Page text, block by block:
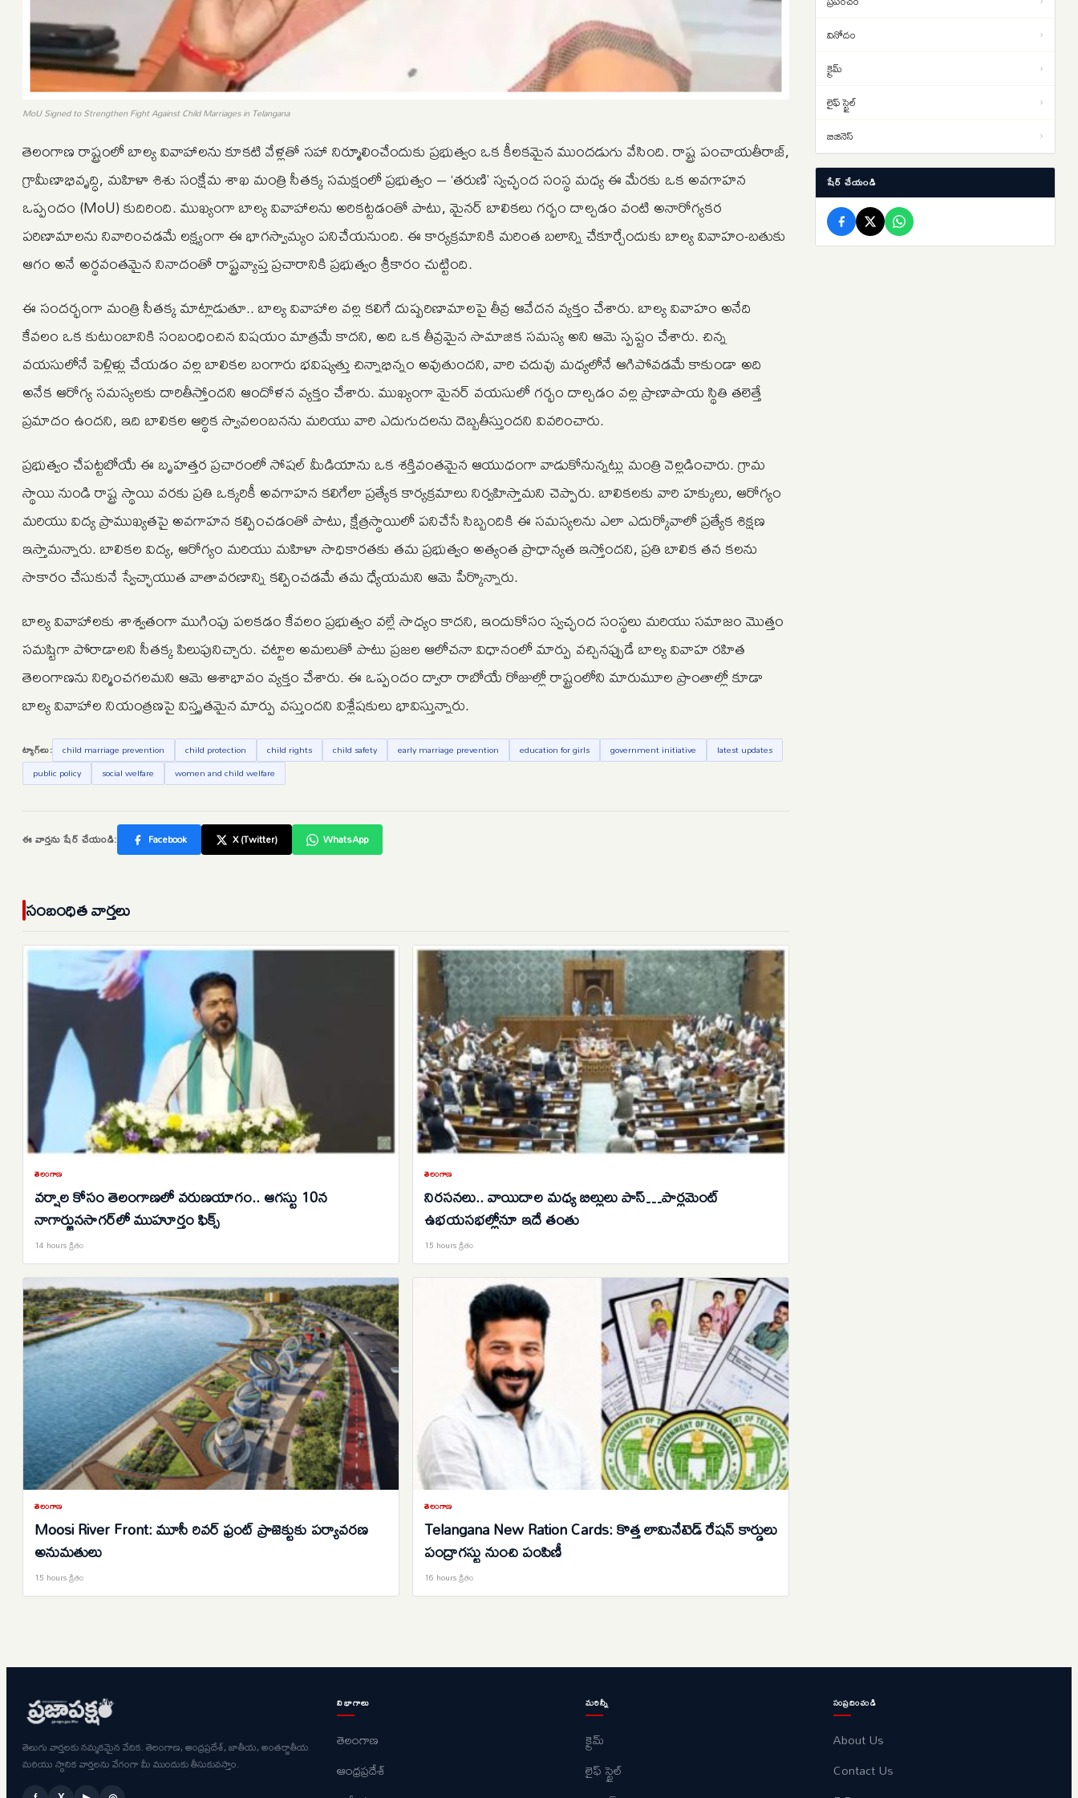
MoU Signed to Strengthen Fight Against Child Marriages in Telangana
తెలంగాణ రాష్ట్రంలో బాల్య వివాహాలను కూకటి వేళ్లతో సహా నిర్మూలించేందుకు ప్రభుత్వం ఒక కీలకమైన ముందడుగు వేసింది. రాష్ట్ర పంచాయతీరాజ్,
గ్రామీణాభివృద్ధి, మహిళా శిశు సంక్షేమ శాఖ మంత్రి సీతక్క సమక్షంలో ప్రభుత్వం – ‘తరుణి’ స్వచ్ఛంద సంస్థ మధ్య ఈ మేరకు ఒక అవగాహన
ఒప్పందం (MoU) కుదిరింది. ముఖ్యంగా బాల్య వివాహాలను అరికట్టడంతో పాటు, మైనర్ బాలికలు గర్భం దాల్చడం వంటి అనారోగ్యకర
పరిణామాలను నివారించడమే లక్ష్యంగా ఈ భాగస్వామ్యం పనిచేయనుంది. ఈ కార్యక్రమానికి మరింత బలాన్ని చేకూర్చేందుకు బాల్య వివాహం-బతుకు
ఆగం అనే అర్థవంతమైన నినాదంతో రాష్ట్రవ్యాప్త ప్రచారానికి ప్రభుత్వం శ్రీకారం చుట్టింది.
ఈ సందర్భంగా మంత్రి సీతక్క మాట్లాడుతూ.. బాల్య వివాహాల వల్ల కలిగే దుష్పరిణామాలపై తీవ్ర ఆవేదన వ్యక్తం చేశారు. బాల్య వివాహం అనేది
కేవలం ఒక కుటుంబానికి సంబంధించిన విషయం మాత్రమే కాదని, అది ఒక తీవ్రమైన సామాజిక సమస్య అని ఆమె స్పష్టం చేశారు. చిన్న
వయసులోనే పెళ్లిళ్లు చేయడం వల్ల బాలికల బంగారు భవిష్యత్తు చిన్నాభిన్నం అవుతుందని, వారి చదువు మధ్యలోనే ఆగిపోవడమే కాకుండా అది
అనేక ఆరోగ్య సమస్యలకు దారితీస్తోందని ఆందోళన వ్యక్తం చేశారు. ముఖ్యంగా మైనర్ వయసులో గర్భం దాల్చడం వల్ల ప్రాణాపాయ స్థితి తలెత్తే
ప్రమాదం ఉందని, ఇది బాలికల ఆర్థిక స్వావలంబనను మరియు వారి ఎదుగుదలను దెబ్బతీస్తుందని వివరించారు.
ప్రభుత్వం చేపట్టబోయే ఈ బృహత్తర ప్రచారంలో సోషల్ మీడియాను ఒక శక్తివంతమైన ఆయుధంగా వాడుకోనున్నట్లు మంత్రి వెల్లడించారు. గ్రామ
స్థాయి నుండి రాష్ట్ర స్థాయి వరకు ప్రతి ఒక్కరికీ అవగాహన కలిగేలా ప్రత్యేక కార్యక్రమాలు నిర్వహిస్తామని చెప్పారు. బాలికలకు వారి హక్కులు, ఆరోగ్యం
మరియు విద్య ప్రాముఖ్యతపై అవగాహన కల్పించడంతో పాటు, క్షేత్రస్థాయిలో పనిచేసే సిబ్బందికి ఈ సమస్యలను ఎలా ఎదుర్కోవాలో ప్రత్యేక శిక్షణ
ఇస్తామన్నారు. బాలికల విద్య, ఆరోగ్యం మరియు మహిళా సాధికారతకు తమ ప్రభుత్వం అత్యంత ప్రాధాన్యత ఇస్తోందని, ప్రతి బాలిక తన కలను
సాకారం చేసుకునే స్వేచ్ఛాయుత వాతావరణాన్ని కల్పించడమే తమ ధ్యేయమని ఆమె పేర్కొన్నారు.
బాల్య వివాహాలకు శాశ్వతంగా ముగింపు పలకడం కేవలం ప్రభుత్వం వల్లే సాధ్యం కాదని, ఇందుకోసం స్వచ్ఛంద సంస్థలు మరియు సమాజం మొత్తం
సమష్టిగా పోరాడాలని సీతక్క పిలుపునిచ్చారు. చట్టాల అమలుతో పాటు ప్రజల ఆలోచనా విధానంలో మార్పు వచ్చినప్పుడే బాల్య వివాహ రహిత
తెలంగాణను నిర్మించగలమని ఆమె ఆశాభావం వ్యక్తం చేశారు. ఈ ఒప్పందం ద్వారా రాబోయే రోజుల్లో రాష్ట్రంలోని మారుమూల ప్రాంతాల్లో కూడా
బాల్య వివాహాల నియంత్రణపై విస్తృతమైన మార్పు వస్తుందని విశ్లేషకులు భావిస్తున్నారు.
ట్యాగ్‌లు: child marriage prevention child protection child rights child safety early marriage prevention education for girls government initiative
latest updates
public policy
social welfare women and child welfare
ఈ వార్తను షేర్ చేయండి: Facebook X (Twitter) WhatsApp
సంబంధిత వార్తలు
తెలంగాణ
వర్షాల కోసం తెలంగాణలో వరుణయాగం.. ఆగస్టు 10న
నాగార్జునసాగర్‌లో ముహూర్తం ఫిక్స్
14 hours క్రితం
తెలంగాణ
నిరసనలు.. వాయిదాల మధ్య బిల్లులు పాస్…పార్లమెంట్
ఉభయసభల్లోనూ ఇదే తంతు
15 hours క్రితం
తెలంగాణ
Moosi River Front: మూసీ రివర్ ఫ్రంట్ ప్రాజెక్టుకు పర్యావరణ
అనుమతులు
15 hours క్రితం
తెలంగాణ
Telangana New Ration Cards: కొత్త లామినేటెడ్ రేషన్ కార్డులు
పంద్రాగస్టు నుంచి పంపిణీ
16 hours క్రితం
‘సుప్రీం’ నో
12:45తెహెల్కా పత్రిక మాజీ సంపాదకుడికి
10ఏళ్ల కఠిన కారాగార శిక్ష… బాంబే
హైకోర్టు తీర్పు
వినోదం ›
క్రైమ్ ›
లైఫ్ స్టైల్ ›
బిజినెస్ ›
షేర్ చేయండి
తెలుగు వార్తలకు నమ్మకమైన వేదిక. తెలంగాణ, ఆంధ్రప్రదేశ్, జాతీయ, అంతర్జాతీయ
మరియు స్థానిక వార్తలను వేగంగా మీ ముందుకు తీసుకువస్తాం.
విభాగాలు
తెలంగాణ
ఆంధ్రప్రదేశ్
మరిన్నీ
క్రైమ్
లైఫ్ స్టైల్
సంప్రదించండి
About Us
Contact Us